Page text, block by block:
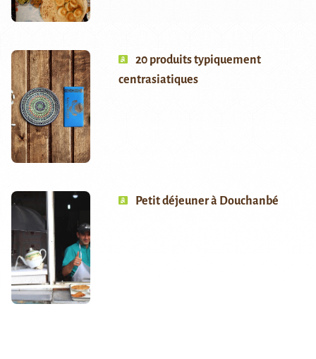
20 produits typiquement
centrasiatiques
Petit déjeuner à Douchanbé